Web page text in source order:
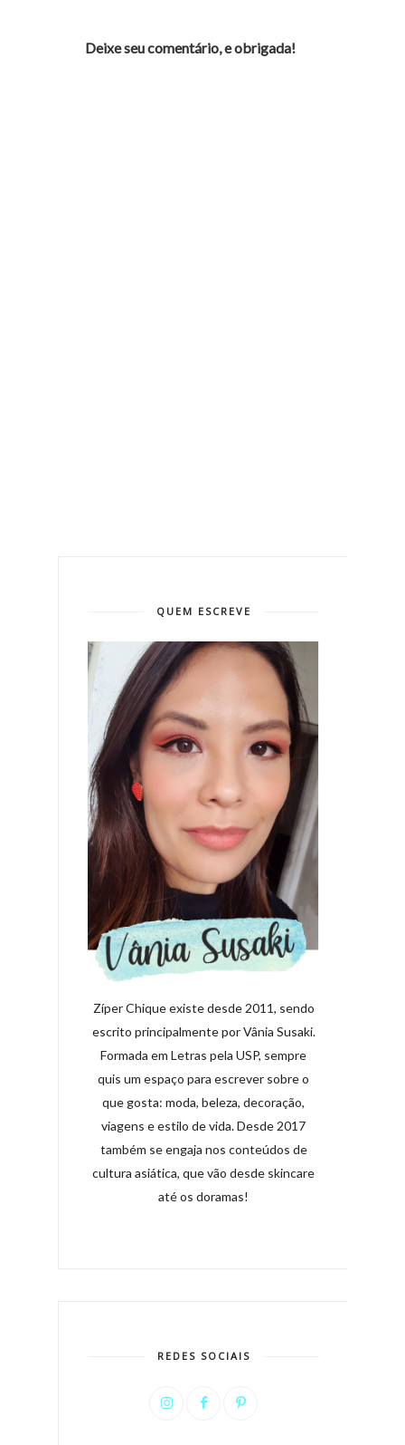
Deixe seu comentário, e obrigada!
QUEM ESCREVE
Zíper Chique existe desde 2011, sendo
escrito principalmente por Vânia Susaki.
Formada em Letras pela USP, sempre
quis um espaço para escrever sobre o
que gosta: moda, beleza, decoração,
viagens e estilo de vida. Desde 2017
também se engaja nos conteúdos de
cultura asiática, que vão desde skincare
até os doramas!
REDES SOCIAIS